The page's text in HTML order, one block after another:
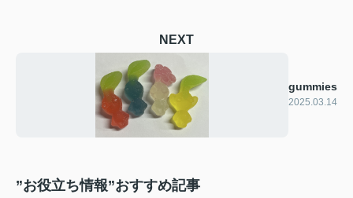
NEXT
gummies
2025.03.14
”お役立ち情報”おすすめ記事